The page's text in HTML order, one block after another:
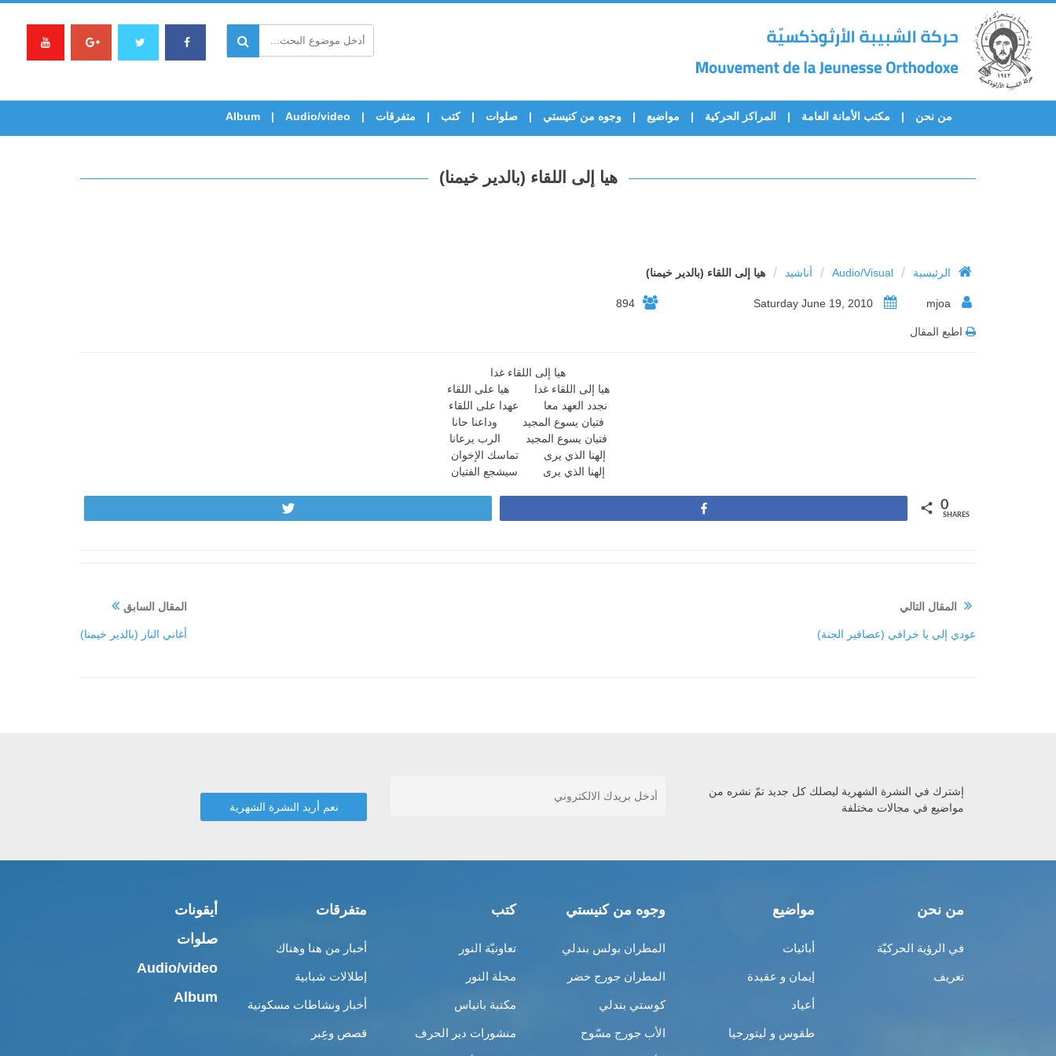
من نحن مكتب الأمانة العامة المراكز الحركية مواضيع وجوه من كنيستي صلوات كتب متفرقات Audio/video
Album
هيا إلى اللقاء (بالدير خيمنا)
الرئيسية /
Audio/Visual
/ أناشيد / هيا إلى اللقاء (بالدير خيمنا)
894
اطبع المقال
هيا إلى اللقاء غدا
هيا إلى اللقاء غدا هيا على اللقاء
نجدد العهد معا عهدا على اللقاء
فتيان يسوع المجيد وداعنا حانا
فتيان يسوع المجيد الرب يرعانا
إلهنا الذي يرى تماسك الإخوان
إلهنا الذي يرى سيشجع الفتيان
0
SHARES
المقال السابق
أغاني النار (بالدير خيمنا)
المقال التالي
عودي إلي يا خرافي (عصافير الجنة)
إشترك في النشرة الشهرية ليصلك كل جديد تمّ نشره من
مواضيع في مجالات مختلفة
من نحن
في الرؤية الحركيّة
تعريف
مواضيع
أبائيات
إيمان و عقيدة
أعياد
طقوس و ليتورجيا
وجوه من كنيستي
المطران بولس بندلي
المطران جورج خضر
كوستي بندلي
الأب جورج مسّوح
كتب
تعاونيّة النور
مجلة النور
مكتبة بانياس
منشورات دير الحرف
متفرقات
أخبار من هنا وهناك
إطلالات شبابية
أخبار ونشاطات مسكونية
قصص وعِبر
أيقونات
صلوات
Audio/video
Album